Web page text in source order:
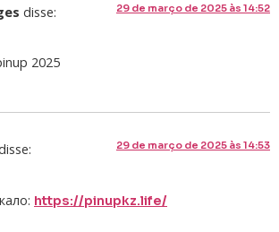
disse: 29 de março de 2025 às 14:52
2025
29 de março de 2025 às 14:53
https://pinupkz.life/